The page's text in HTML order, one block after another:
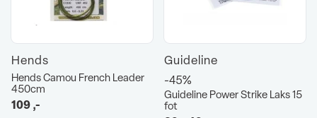
Hends
Hends Camou French Leader
450cm
109,-
Guideline
-45%
Guideline Power Strike Laks 15
fot